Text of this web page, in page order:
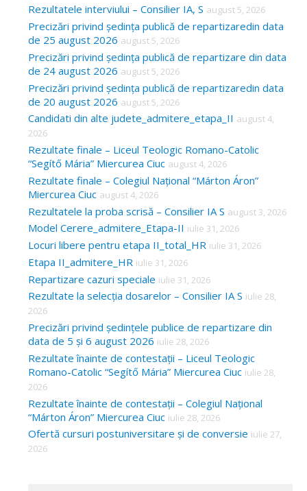
Rezultatele interviului – Consilier IA, S august 5, 2026
Precizări privind ședința publică de repartizaredin data
de 25 august 2026 august 5, 2026
Precizări privind ședința publică de repartizare din data
de 24 august 2026 august 5, 2026
Precizări privind ședința publică de repartizaredin data
de 20 august 2026 august 5, 2026
Candidati din alte judete_admitere_etapa_II august 4,
2026
Rezultate finale – Liceul Teologic Romano-Catolic
“Segítő Mária” Miercurea Ciuc august 4, 2026
Rezultate finale – Colegiul Național “Márton Áron”
Miercurea Ciuc august 4, 2026
Rezultatele la proba scrisă – Consilier IA S august 3, 2026
Model Cerere_admitere_Etapa-II iulie 31, 2026
Locuri libere pentru etapa II_total_HR iulie 31, 2026
Etapa II_admitere_HR iulie 31, 2026
Repartizare cazuri speciale iulie 31, 2026
Rezultate la selecția dosarelor – Consilier IA S iulie 28,
2026
Precizări privind ședințele publice de repartizare din
data de 5 și 6 august 2026 iulie 28, 2026
Rezultate înainte de contestații – Liceul Teologic
Romano-Catolic “Segítő Mária” Miercurea Ciuc iulie 28,
2026
Rezultate înainte de contestații – Colegiul Național
“Márton Áron” Miercurea Ciuc iulie 28, 2026
Ofertă cursuri postuniversitare și de conversie iulie 27,
2026